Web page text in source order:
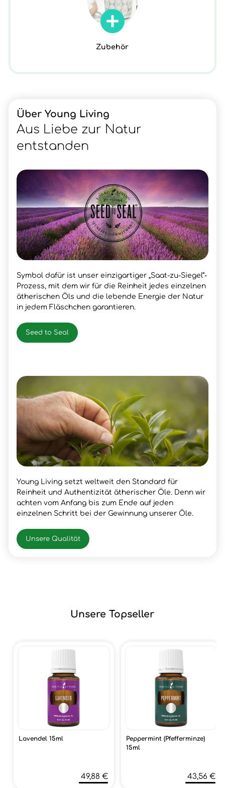
Zubehör
Über Young Living
Aus Liebe zur Natur
entstanden
Symbol dafür ist unser einzigartiger „Saat-zu-Siegel“-
Prozess, mit dem wir für die Reinheit jedes einzelnen
ätherischen Öls und die lebende Energie der Natur
in jedem Fläschchen garantieren.
Seed to Seal
Young Living setzt weltweit den Standard für
Reinheit und Authentizität ätherischer Öle. Denn wir
achten vom Anfang bis zum Ende auf jeden
einzelnen Schritt bei der Gewinnung unserer Öle.
Unsere Qualität
Unsere Topseller
Lavendel 15ml
49,88 €
Peppermint (Pfefferminze)
15ml
43,56 €